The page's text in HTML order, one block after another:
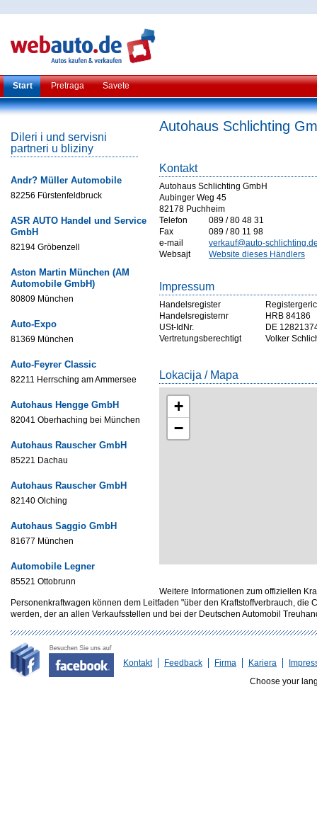
Start Pretraga Savete
Dileri i und servisni
partneri u bliziny
Andr? Müller Automobile
82256 Fürstenfeldbruck
ASR AUTO Handel und Service
GmbH
82194 Gröbenzell
Aston Martin München (AM
Automobile GmbH)
80809 München
Auto-Expo
81369 München
Auto-Feyrer Classic
82211 Herrsching am Ammersee
Autohaus Hengge GmbH
82041 Oberhaching bei München
Autohaus Rauscher GmbH
85221 Dachau
Autohaus Rauscher GmbH
82140 Olching
Autohaus Saggio GmbH
81677 München
Automobile Legner
85521 Ottobrunn
Autohaus Schlichting
Kontakt
Autohaus Schlichting GmbH
Aubinger Weg 45
82178 Puchheim
Telefon
089 / 80 48 31
Fax
089 / 80 11 98
e-mail
verkauf@auto-
Websajt
Website dieses Händlers
Impressum
Handelsregister
Handelsregisternr
HRB 84186
USt-IdNr.
DE
Vertretungsberechtigt
Volker
Lokacija / Mapa
+
−
Weitere Informationen zum offiziellen
Personenkraftwagen können dem Leitfaden "über den Kraftstoffverbrauch,
werden, der an allen Verkaufsstellen und bei der Deutschen Automobil
Kontakt Feedback Firma Kariera
Choose your